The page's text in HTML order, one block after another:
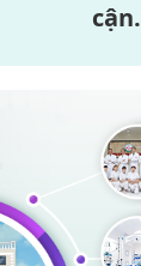
cận.